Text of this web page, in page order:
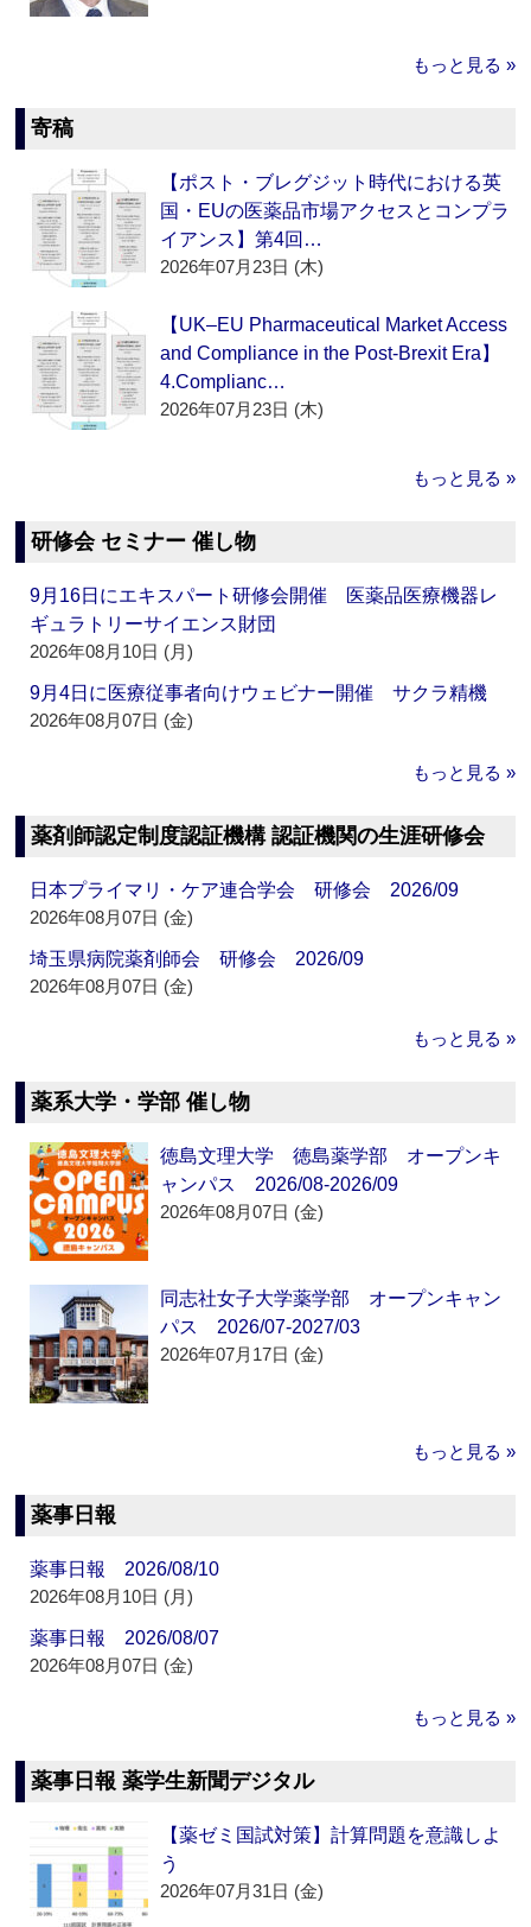
もっと見る »
寄稿
【ポスト・ブレグジット時代における英
国・EUの医薬品市場アクセスとコンプラ
イアンス】第4回…
2026年07月23日 (木)
【UK–EU Pharmaceutical Market Access
and Compliance in the Post-Brexit Era】
4.Complianc…
2026年07月23日 (木)
もっと見る »
研修会 セミナー 催し物
9月16日にエキスパート研修会開催 医薬品医療機器レ
ギュラトリーサイエンス財団
2026年08月10日 (月)
9月4日に医療従事者向けウェビナー開催 サクラ精機
2026年08月07日 (金)
もっと見る »
薬剤師認定制度認証機構 認証機関の生涯研修会
日本プライマリ・ケア連合学会 研修会 2026/09
2026年08月07日 (金)
埼玉県病院薬剤師会 研修会 2026/09
2026年08月07日 (金)
もっと見る »
薬系大学・学部 催し物
徳島文理大学 徳島薬学部 オープンキ
ャンパス 2026/08-2026/09
2026年08月07日 (金)
同志社女子大学薬学部 オープンキャン
パス 2026/07-2027/03
2026年07月17日 (金)
もっと見る »
薬事日報
薬事日報 2026/08/10
2026年08月10日 (月)
薬事日報 2026/08/07
2026年08月07日 (金)
もっと見る »
薬事日報 薬学生新聞デジタル
【薬ゼミ国試対策】計算問題を意識しよ
う
2026年07月31日 (金)